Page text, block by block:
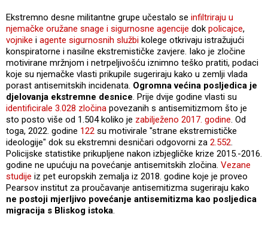
Ekstremno desne militantne grupe učestalo se infiltriraju u
njemačke oružane snage i sigurnosne agencije dok policajce,
vojnike i agente sigurnosnih službi kolege otkrivaju istražujući
konspiratorne i nasilne ekstremističke zavjere. Iako je zločine
motivirane mržnjom i netrpeljivošću iznimno teško pratiti, podaci
koje su njemačke vlasti prikupile sugeriraju kako u zemlji vlada
porast antisemitskih incidenata. Ogromna većina posljedica je
djelovanja ekstremne desnice. Prije dvije godine vlasti su
identificirale 3.028 zločina povezanih s antisemitizmom što je
sto posto više od 1.504 koliko je zabilježeno 2017. godine. Od
toga, 2022. godine 122 su motivirale "strane ekstremističke
ideologije" dok su ekstremni desničari odgovorni za 2.552.
Policijske statistike prikupljene nakon izbjegličke krize 2015.-2016.
godine ne upućuju na povećanje antisemitskih zločina. Vezane
studije iz pet europskih zemalja iz 2018. godine koje je proveo
Pearsov institut za proučavanje antisemitizma sugeriraju kako
ne postoji mjerljivo povećanje antisemitizma kao posljedica
migracija s Bliskog istoka.